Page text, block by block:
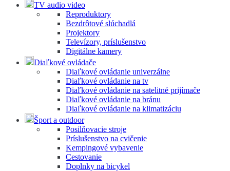
TV audio video
Reproduktory
Bezdrôtové slúchadlá
Projektory
Televízory, príslušenstvo
Digitálne kamery
Diaľkové ovládače
Diaľkové ovládanie univerzálne
Diaľkové ovládanie na tv
Diaľkové ovládanie na satelitné prijímače
Diaľkové ovládanie na bránu
Diaľkové ovládanie na klimatizáciu
Šport a outdoor
Posilňovacie stroje
Príslušenstvo na cvičenie
Kempingové vybavenie
Cestovanie
Doplnky na bicykel